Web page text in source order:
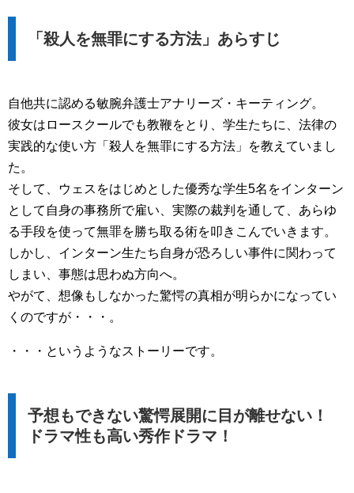
「殺人を無罪にする方法」あらすじ
自他共に認める敏腕弁護士アナリーズ・キーティング。
彼女はロースクールでも教鞭をとり、学生たちに、法律の
実践的な使い方「殺人を無罪にする方法」を教えていまし
た。
そして、ウェスをはじめとした優秀な学生5名をインターン
として自身の事務所で雇い、実際の裁判を通して、あらゆ
る手段を使って無罪を勝ち取る術を叩きこんでいきます。
しかし、インターン生たち自身が恐ろしい事件に関わって
しまい、事態は思わぬ方向へ。
やがて、想像もしなかった驚愕の真相が明らかになってい
くのですが・・・。
・・・というようなストーリーです。
予想もできない驚愕展開に目が離せない！
ドラマ性も高い秀作ドラマ！